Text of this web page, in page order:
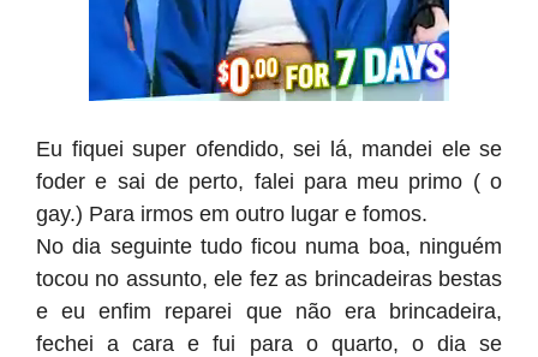
Eu fiquei super ofendido, sei lá, mandei ele se
foder e sai de perto, falei para meu primo ( o
gay.) Para irmos em outro lugar e fomos.
No dia seguinte tudo ficou numa boa, ninguém
tocou no assunto, ele fez as brincadeiras bestas
e eu enfim reparei que não era brincadeira,
fechei a cara e fui para o quarto, o dia se